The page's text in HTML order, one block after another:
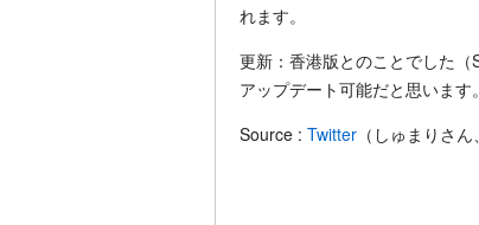
れます。
更新：香港版とのことでした
アップデート可能だと思います。
Source : Twitter （しゅまりさ